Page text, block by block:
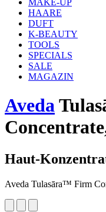
MAKE-UP
HAARE
DUFT
K-BEAUTY
TOOLS
SPECIALS
SALE
MAGAZIN
Aveda
Haut-
Aveda Tulasāra™ Firm